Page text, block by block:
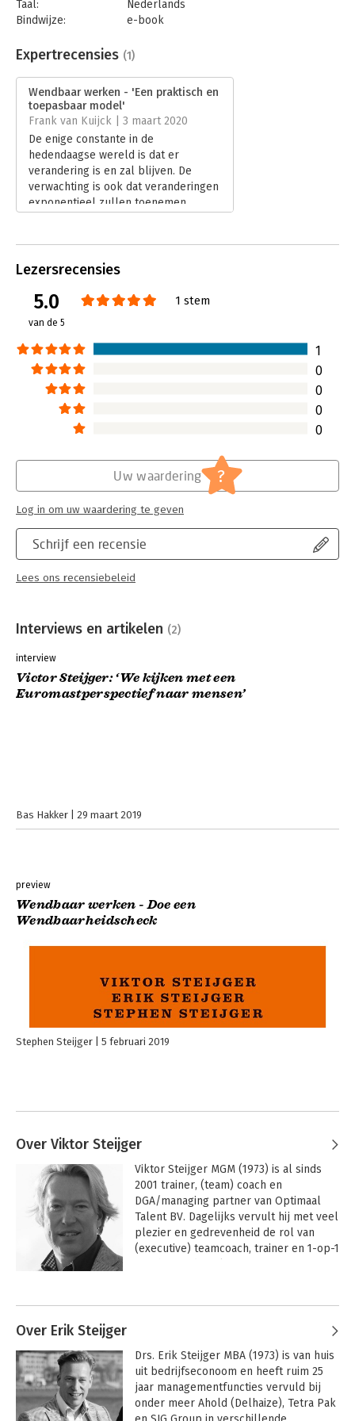
Taal:
Nederlands
Bindwijze:
e-book
Bestandsformaat:
epub
Uitgever:
Druk:
Verschijningsdatum:
3-3-2019
Hoofdrubriek: Algemeen management
Expertrecensies (1)
Wendbaar werken - 'Een praktisch en
toepasbaar model'
Frank van Kuijck | 3 maart 2020
De enige constante in de
hedendaagse wereld is dat er
verandering is en zal blijven. De
verwachting is ook dat veranderingen
exponentieel zullen toenemen.
Lezersrecensies
5.0
van de 5
1 stem
1
0
0
0
0
Schrijf een recensie
Lees ons recensiebeleid
Uw waardering ?
Log in om uw waardering te geven
Interviews en artikelen (2)
interview
Victor Steijger: ‘We kijken met een
Euromastperspectief naar mensen’
Bas Hakker 29 maart 2019
preview
Wendbaar werken - Doe een
Wendbaarheidscheck
Stephen Steijger 5 februari 2019
Over Viktor Steijger
Viktor Steijger MGM (1973) is al sinds
2001 trainer, (team) coach en
DGA/managing partner van Optimaal
Talent BV. Dagelijks vervult hij met veel
plezier en gedrevenheid de rol van
(executive) teamcoach, trainer en 1-op-1
verandermanagement. Zijn grootste
voldoening en genoegen in een
notendop: ‘Het is een groot voorrecht
om mensen en teams een stap vooruit
Over Erik Steijger
Drs. Erik Steijger MBA (1973) is van huis
uit bedrijfseconoom en heeft ruim 25
jaar managementfuncties vervuld bij
onder meer Ahold (Delhaize), Tetra Pak